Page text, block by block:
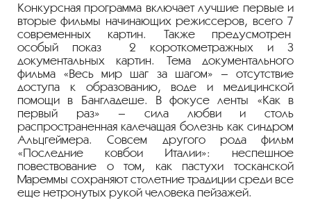
Конкурсная программа включает лучшие первые и
вторые фильмы начинающих режиссеров, всего 7
современных картин. Также предусмотрен
особый показ 2 короткометражных и 3
документальных картин. Тема документального
фильма «Весь мир шаг за шагом» – отсутствие
доступа к образованию, воде и медицинской
помощи в Бангладеше. В фокусе ленты «Как в
первый раз» – сила любви и столь
распространенная калечащая болезнь как синдром
Альцгеймера. Совсем другого рода фильм
«Последние ковбои Италии»: неспешное
повествование о том, как пастухи тосканской
Мареммы сохраняют столетние традиции среди все
еще нетронутых рукой человека пейзажей.